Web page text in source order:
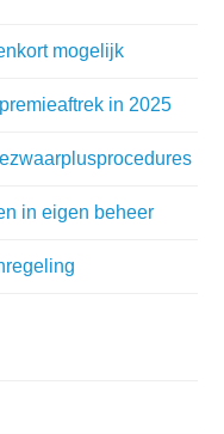
mogelijk
in 2025
in eigen beheer